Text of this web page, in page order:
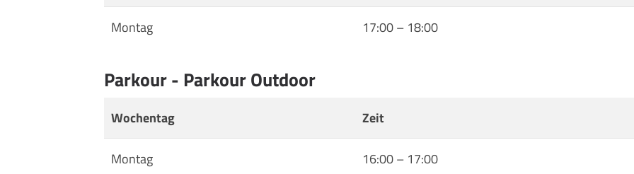
Montag
17:00– 18:00
Parkour - Parkour Outdoor
Wochentag Zeit
Montag
16:00– 17:00